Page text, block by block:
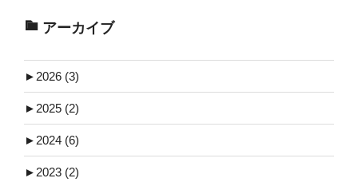
アーカイブ
► 2026 (3)
► 2025 (2)
► 2024 (6)
► 2023 (2)